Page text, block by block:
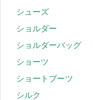
シューズ
ショルダー
ショルダーバッグ
ショーツ
ショートブーツ
シルク